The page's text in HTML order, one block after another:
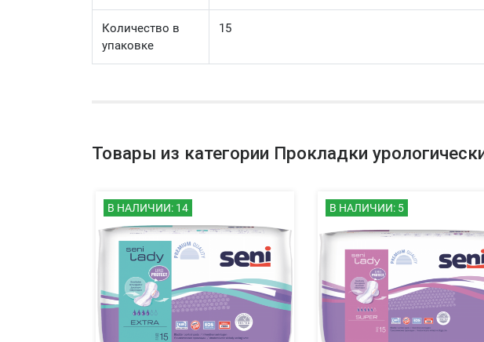
Количество в
упаковке
15
Товары из категории Прокладки
В НАЛИЧИИ: 14 В НАЛИЧИИ: 5